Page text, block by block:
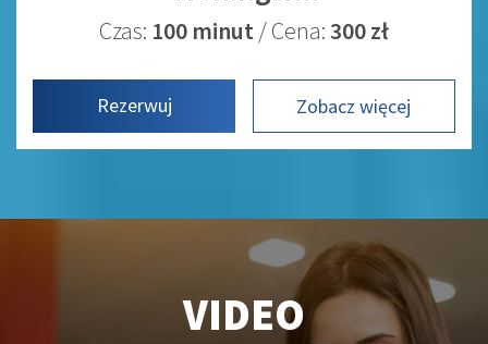
Czas: 100 minut/ Cena: 300 zł
Rezerwuj Zobacz więcej
VIDEO